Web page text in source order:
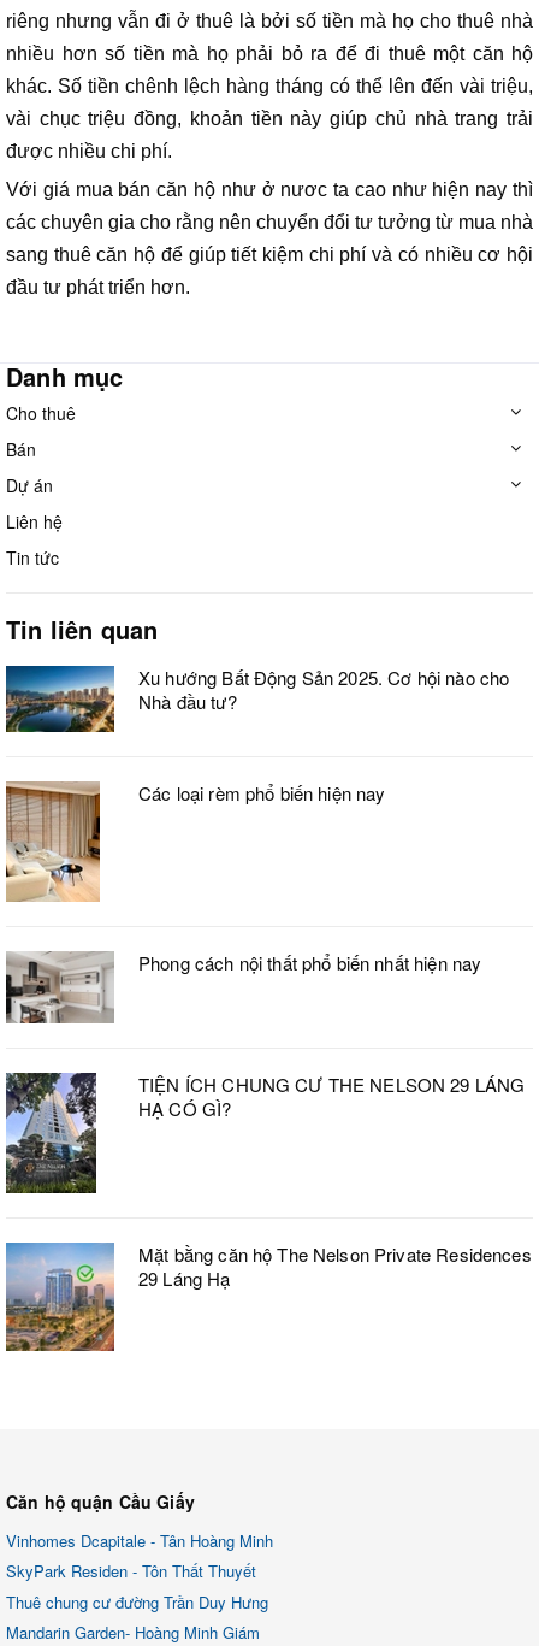
riêng nhưng vẫn đi ở thuê là bởi số tiền mà họ cho thuê nhà
nhiều hơn số tiền mà họ phải bỏ ra để đi thuê một căn hộ
khác. Số tiền chênh lệch hàng tháng có thể lên đến vài triệu,
vài chục triệu đồng, khoản tiền này giúp chủ nhà trang trải
được nhiều chi phí.
Với giá mua bán căn hộ như ở nươc ta cao như hiện nay thì
các chuyên gia cho rằng nên chuyển đổi tư tưởng từ mua nhà
sang thuê căn hộ để giúp tiết kiệm chi phí và có nhiều cơ hội
đầu tư phát triển hơn.
Danh mục
Cho thuê
Bán
Dự án
Liên hệ
Tin tức
Tin liên quan
Xu hướng Bất Động Sản 2025. Cơ hội nào cho
Nhà đầu tư?
Các loại rèm phổ biến hiện nay
Phong cách nội thất phổ biến nhất hiện nay
TIỆN ÍCH CHUNG CƯ THE NELSON 29 LÁNG
HẠ CÓ GÌ?
Mặt bằng căn hộ The Nelson Private Residences
29 Láng Hạ
Căn hộ quận Cầu Giấy
Vinhomes Dcapitale - Tân Hoàng Minh
SkyPark Residen - Tôn Thất Thuyết
Thuê chung cư đường Trần Duy Hưng
Mandarin Garden- Hoàng Minh Giám